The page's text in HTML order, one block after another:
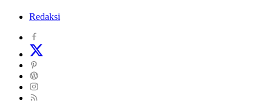
Redaksi